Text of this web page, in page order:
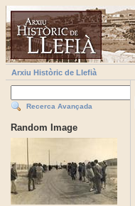
Arxiu Històric de Llefià
Recerca Avançada
Random Image